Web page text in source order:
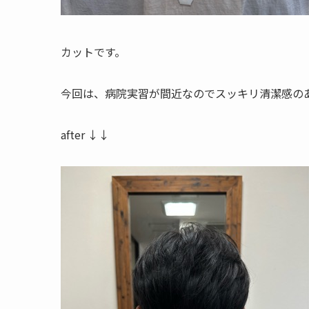
カットです。
今回は、病院実習が間近なのでスッキリ清潔感の
after ↓↓